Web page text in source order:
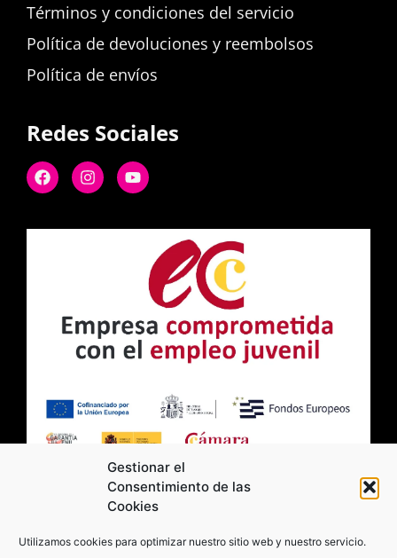
Gestionar el
Consentimiento de las
Cookies
Utilizamos cookies para optimizar nuestro sitio web y nuestro servicio.
Términos y condiciones del servicio
Política de devoluciones y reembolsos
Política de envíos
Redes Sociales
2026 Moviltick technologies. Todos los